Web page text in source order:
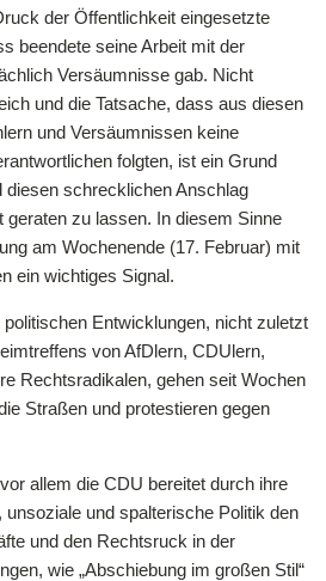
der Öffentlichkeit eingesetzte
beendete seine Arbeit mit der
Versäumnisse gab. Nicht
und die Tatsache, dass aus diesen
und Versäumnissen keine
folgten, ist ein Grund
schrecklichen Anschlag
geraten zu lassen. In diesem Sinne
am Wochenende (17. Februar) mit
ein wichtiges Signal.
Entwicklungen, nicht zuletzt
von AfDlern, CDUlern,
Rechtsradikalen, gehen seit Wochen
Straßen und protestieren gegen
allem die CDU bereitet durch ihre
und spalterische Politik den
und den Rechtsruck in der
wie „Abschiebung im großen Stil“